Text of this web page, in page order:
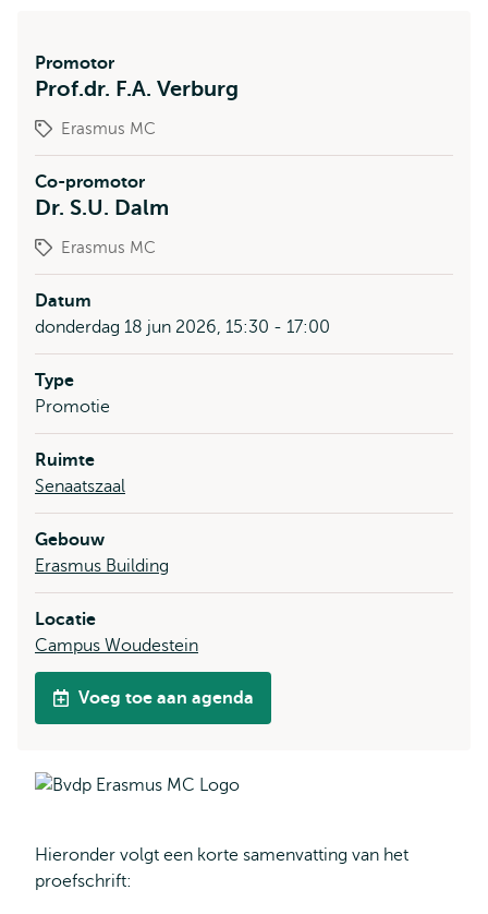
Promotor
Prof.dr. F.A. Verburg
Erasmus MC
Co-promotor
Dr. S.U. Dalm
Erasmus MC
Datum
donderdag 18 jun 2026, 15:30 - 17:00
Type
Promotie
Ruimte
Senaatszaal
Gebouw
Erasmus Building
Locatie
Campus Woudestein
Voeg toe aan agenda
Hieronder volgt een korte samenvatting van het
proefschrift: